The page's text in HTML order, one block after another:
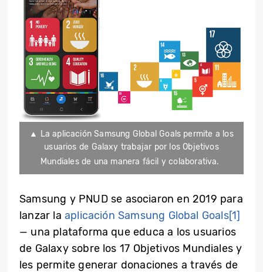
▲ La aplicación Samsung Global Goals permite a los
usuarios de Galaxy trabajar por los Objetivos
Mundiales de una manera fácil y colaborativa.
Samsung y PNUD se asociaron en 2019 para
lanzar la aplicación Samsung Global Goals[1]
— una plataforma que educa a los usuarios
de Galaxy sobre los 17 Objetivos Mundiales y
les permite generar donaciones a través de